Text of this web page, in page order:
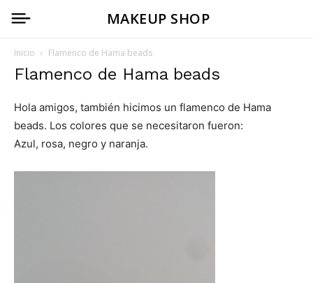
MAKEUP SHOP
Inicio Flamenco de Hama beads
Flamenco de Hama beads
Hola amigos, también hicimos un flamenco de Hama
beads. Los colores que se necesitaron fueron:
Azul, rosa, negro y naranja.